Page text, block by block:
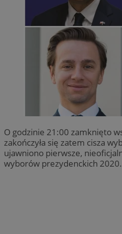
O godzinie 21:00 zamknięto
zakończyła się zatem cisza
ujawniono pierwsze,
wyborów prezydenckich 2020.